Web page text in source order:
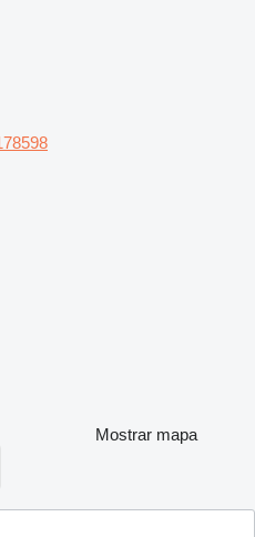
Mostrar mapa